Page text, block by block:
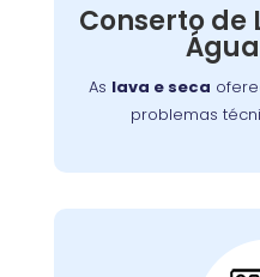
Conserto de
As lava e seca
problemas
tenha roupas